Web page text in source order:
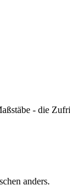
- die
anders.